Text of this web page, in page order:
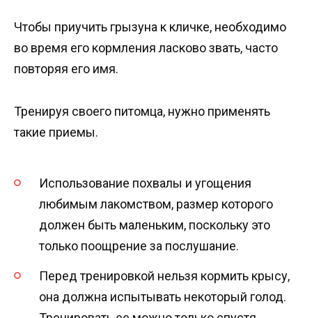
Чтобы приучить грызуна к кличке, необходимо
во время его кормления ласково звать, часто
повторяя его имя.
Тренируя своего питомца, нужно применять
такие приемы.
Использование похвалы и угощения
любимым лакомством, размер которого
должен быть маленьким, поскольку это
только поощрение за послушание.
Перед тренировкой нельзя кормить крысу,
она должна испытывать некоторый голод.